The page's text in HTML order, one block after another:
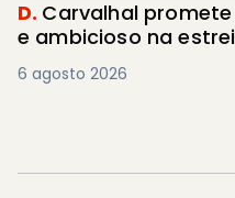
D. Carvalhal
e ambicioso na
6 agosto 2026